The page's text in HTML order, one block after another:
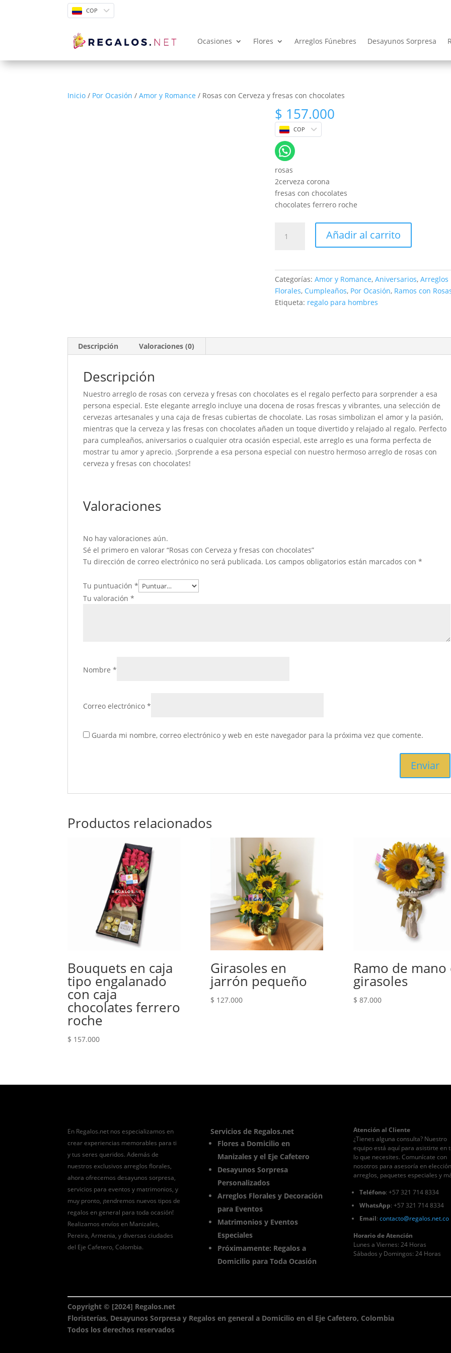
COP
Ocasiones Flores Arreglos Fúnebres Desayunos Sorpresa
Inicio / Por Ocasión /Amor y Romance / Rosas con Cerveza y fresas con chocolates
$ 157.000
COP
rosas
2cerveza corona
fresas con chocolates
chocolates ferrero roche
con
con
chocolates
cantidad
Añadir al carrito
Categorías:Amor y Romance,Aniversarios,Arreglos
Florales, Cumpleaños, Por Ocasión, Ramos con
Etiqueta: regalo para hombres
Descripción Valoraciones (0)
Descripción
Nuestro arreglo de rosas con cerveza y fresas con chocolates es el regalo perfecto para sorprender a esa
persona especial. Este elegante arreglo incluye una docena de rosas frescas y vibrantes, una selección de
cervezas artesanales y una caja de fresas cubiertas de chocolate. Las rosas simbolizan el amor y la pasión,
mientras que la cerveza y las fresas con chocolates añaden un toque divertido y relajado al regalo. Perfecto
para cumpleaños, aniversarios o cualquier otra ocasión especial, este arreglo es una forma perfecta de
mostrar tu amor y aprecio. ¡Sorprende a esa persona especial con nuestro hermoso arreglo de rosas con
cerveza y fresas con chocolates!
Valoraciones
No hay valoraciones aún.
Sé el primero en valorar “Rosas con Cerveza y fresas con chocolates”
Tu dirección de correo electrónico no será publicada. Los campos obligatorios están marcados con*
Tu puntuación*
Tu valoración*
Nombre*
Correo electrónico*
Guarda mi nombre, correo electrónico y web en este navegador para la próxima vez que comente.
Productos relacionados
Bouquets en caja
tipo engalanado
con caja
chocolates ferrero
roche
$ 157.000
Girasoles en
jarrón pequeño
$ 127.000
Ramo de mano
girasoles
$ 87.000
En Regalos.net nos especializamos en
crear experiencias memorables para ti
y tus seres queridos. Además de
nuestros exclusivos arreglos florales,
ahora ofrecemos desayunos sorpresa,
servicios para eventos y matrimonios, y
muy pronto, ¡tendremos nuevos tipos de
regalos en general para toda ocasión!
Realizamos envíos en Manizales,
Pereira, Armenia, y diversas ciudades
del Eje Cafetero, Colombia.
Servicios de Regalos.net
Flores a Domicilio en
Manizales y el Eje Cafetero
Desayunos Sorpresa
Personalizados
Arreglos Florales y Decoración
para Eventos
Matrimonios y Eventos
Especiales
Próximamente: Regalos a
Domicilio para Toda Ocasión
Atención al Cliente
¿Tienes alguna consulta? Nuestro
equipo está aquí para asistirte en
lo que necesites. Comunícate con
nosotros para asesoría en
arreglos, paquetes especiales y
Teléfono: +57 321 714 8334
WhatsApp: +57 321 714 8334
Email: contacto@regalos.net.co
Horario de Atención
Lunes a Viernes: 24 Horas
Sábados y Domingos: 24 Horas
Copyright © [2024] Regalos.net
Floristerías, Desayunos Sorpresa y Regalos en general a Domicilio en el Eje Cafetero, Colombia
Todos los derechos reservados